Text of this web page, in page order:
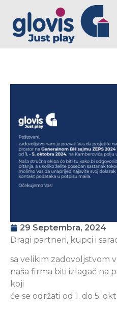
29 Septembra, 2024
Dragi partneri, kupci i
sa velikim zadovoljstvom
naša firma biti izlagač na
koji
će se održati od 1. do 5.